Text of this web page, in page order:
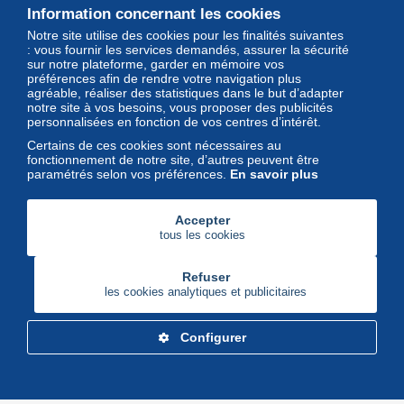
Magazine
Un regard unique et décalé sur
l'univers des timbres et leurs
collectionneurs
Delcampe Corporate
Information concernant les cookies
Notre site utilise des cookies pour les finalités suivantes
: vous fournir les services demandés, assurer la sécurité
sur notre plateforme, garder en mémoire vos
préférences afin de rendre votre navigation plus
agréable, réaliser des statistiques dans le but d’adapter
notre site à vos besoins, vous proposer des publicités
personnalisées en fonction de vos centres d’intérêt.
Certains de ces cookies sont nécessaires au
fonctionnement de notre site, d’autres peuvent être
paramétrés selon vos préférences. En savoir plus
Accepter
tous les cookies
Refuser
les cookies analytiques et publicitaires
Configurer